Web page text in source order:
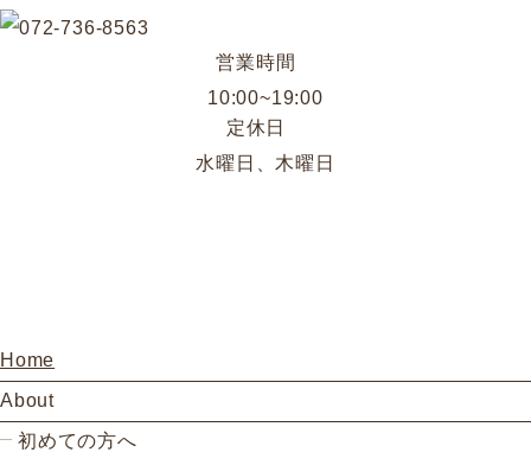
営業時間
10:00~19:00
定休日
水曜日、木曜日
Home
About
初めての方へ